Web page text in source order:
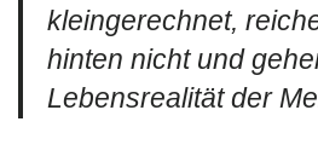
kleingerechnet,
hinten nicht und
Lebensrealität der